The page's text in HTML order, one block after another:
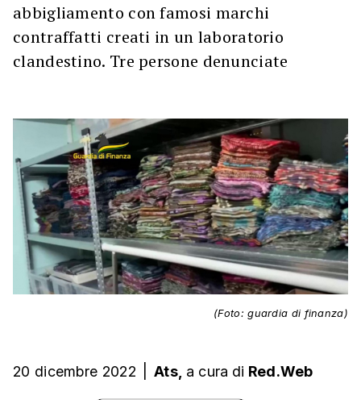
abbigliamento con famosi marchi
contraffatti creati in un laboratorio
clandestino. Tre persone denunciate
(Foto: guardia di finanza)
20 dicembre 2022 Ats, a cura di Red.Web